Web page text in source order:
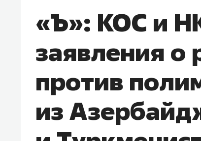
«Ъ»: КОС и
заявления о
против
из